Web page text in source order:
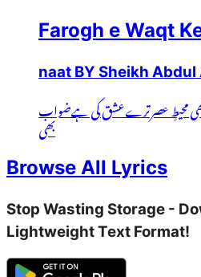
Farogh e Waqt
naat BY Sheikh
محیطِ عصرترےعشق کی ہےضواب
بھی
Browse All Lyrics
Stop Wasting Storage -
Lightweight Text Format!